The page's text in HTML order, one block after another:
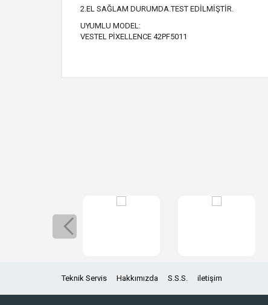
2.EL SAĞLAM DURUMDA.TEST EDİLMİŞTİR.
UYUMLU MODEL:
VESTEL PİXELLENCE 42PF5011
Teknik Servis Hakkımızda S.S.S. iletişim